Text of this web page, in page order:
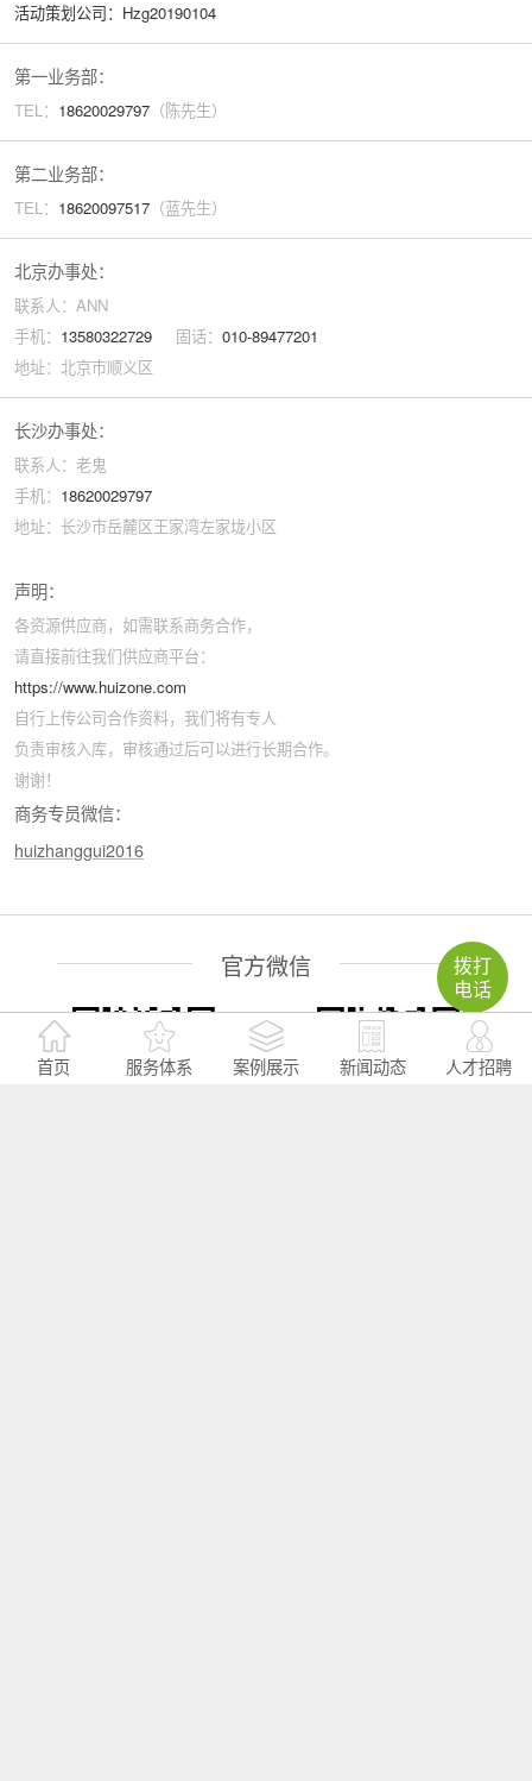
活动策划公司：Hzg20190104
第一业务部：
TEL： 18620029797（陈先生）
第二业务部：
TEL： 18620097517（蓝先生）
北京办事处：
联系人：ANN
手机： 13580322729固话： 010-89477201
地址：北京市顺义区
长沙办事处：
联系人：老鬼
手机： 18620029797
地址：长沙市岳麓区王家湾左家垅小区
声明：
各资源供应商，如需联系商务合作，
请直接前往我们供应商平台：
https://www.huizone.com
自行上传公司合作资料，我们将有专人
负责审核入库，审核通过后可以进行长期合作。
谢谢！
商务专员微信：
huizhanggui2016
官方微信
首页 服务体系 案例展示 新闻动态 人才招聘
拨打
电话